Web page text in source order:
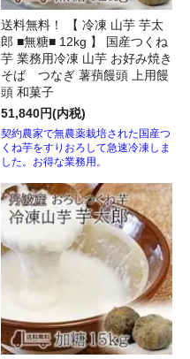
送料無料！ 【 冷凍 山芋 芋太
郎 ■無糖■ 12kg 】 国産つくね
芋 業務用冷凍 山芋 お好み焼き
そば つなぎ 薯蕷饅頭 上用饅
頭 和菓子
51,840円(内税)
契約農家で無農薬栽培された国産つ
くね芋をすりおろして急速冷凍しま
した。お得な業務用。